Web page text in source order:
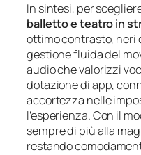
In sintesi, per
balletto e teatro in
ottimo contrasto, neri
gestione fluida del
audio che valorizzi
dotazione di app,
accortezza nelle
l’esperienza. Con il
sempre di più alla
restando